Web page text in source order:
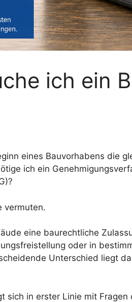
ich ein
eines Bauvorhabens die
ich ein
vermuten.
eine baurechtliche
oder in
Unterschied liegt
sich in erster Linie mit